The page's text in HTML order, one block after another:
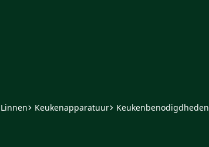
Linnen Keukenapparatuur Keukenbenodigdheden